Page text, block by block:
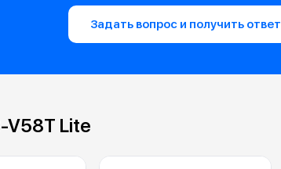
Задать вопрос и получить ответ
V58T Lite